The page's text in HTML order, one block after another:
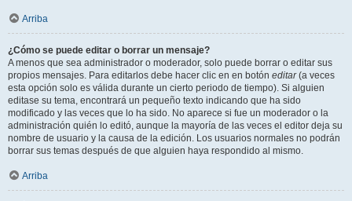
Arriba
¿Cómo se puede editar o borrar un mensaje?
A menos que sea administrador o moderador, solo puede borrar o editar sus
propios mensajes. Para editarlos debe hacer clic en en botón editar(a veces
esta opción solo es válida durante un cierto periodo de tiempo). Si alguien
editase su tema, encontrará un pequeño texto indicando que ha sido
modificado y las veces que lo ha sido. No aparece si fue un moderador o la
administración quién lo editó, aunque la mayoría de las veces el editor deja su
nombre de usuario y la causa de la edición. Los usuarios normales no podrán
borrar sus temas después de que alguien haya respondido al mismo.
Arriba